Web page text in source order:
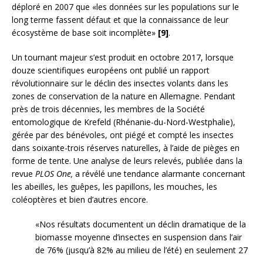
déploré en 2007 que «les données sur les populations sur le
long terme fassent défaut et que la connaissance de leur
écosystème de base soit incomplète» [9].
Un tournant majeur s’est produit en octobre 2017, lorsque
douze scientifiques européens ont publié un rapport
révolutionnaire sur le déclin des insectes volants dans les
zones de conservation de la nature en Allemagne. Pendant
près de trois décennies, les membres de la Société
entomologique de Krefeld (Rhénanie-du-Nord-Westphalie),
gérée par des bénévoles, ont piégé et compté les insectes
dans soixante-trois réserves naturelles, à l’aide de pièges en
forme de tente. Une analyse de leurs relevés, publiée dans la
revue PLOS One, a révélé une tendance alarmante concernant
les abeilles, les guêpes, les papillons, les mouches, les
coléoptères et bien d’autres encore.
«Nos résultats documentent un déclin dramatique de la
biomasse moyenne d’insectes en suspension dans l’air
de 76% (jusqu’à 82% au milieu de l’été) en seulement 27